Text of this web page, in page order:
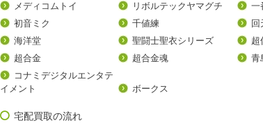
メディコムトイ
リボルテックヤマグチ
一
初音ミク
千値練
回
海洋堂
聖闘士聖衣シリーズ
超
超合金
超合金魂
青
コナミデジタルエンタテ
イメント
ボークス
宅配買取の流れ